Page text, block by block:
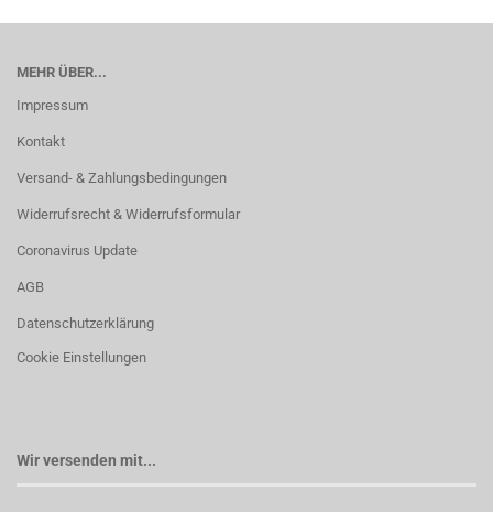
MEHR ÜBER...
Impressum
Kontakt
Versand- & Zahlungsbedingungen
Widerrufsrecht & Widerrufsformular
Coronavirus Update
AGB
Datenschutzerklärung
Cookie Einstellungen
Wir versenden mit...